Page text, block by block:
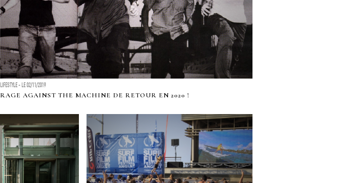
LIFESTYLE - LE 02/11/2019
RAGE AGAINST THE MACHINE DE RETOUR EN 2020 !